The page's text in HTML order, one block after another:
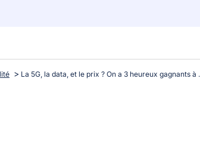
La 5G, la